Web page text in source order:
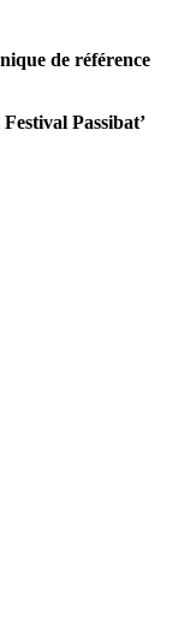
de référence
Festival Passibat’